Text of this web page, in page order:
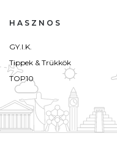
HASZNOS
GY.I.K.
Tippek & Trükkök
TOP10